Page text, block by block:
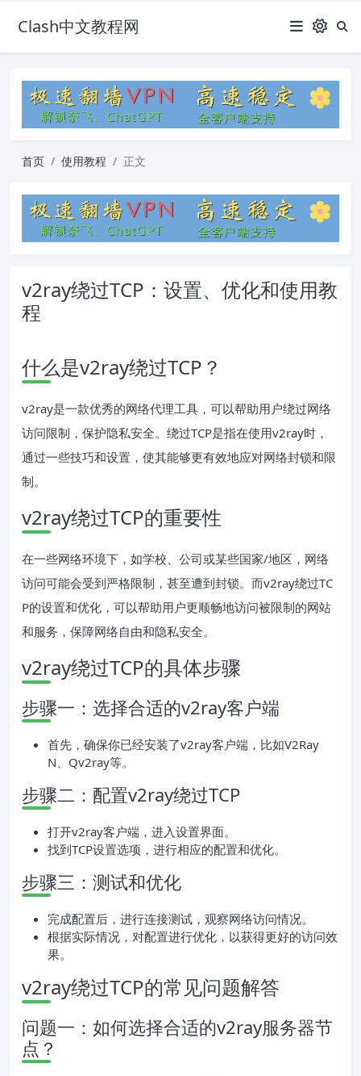
Clash中文教程网
首页 使用教程 正文
v2ray绕过TCP：设置、优化和使用教
程
什么是v2ray绕过TCP？
v2ray是一款优秀的网络代理工具，可以帮助用户绕过网络
访问限制，保护隐私安全。绕过TCP是指在使用v2ray时，
通过一些技巧和设置，使其能够更有效地应对网络封锁和限
制。
v2ray绕过TCP的重要性
在一些网络环境下，如学校、公司或某些国家/地区，网络
访问可能会受到严格限制，甚至遭到封锁。而v2ray绕过TC
P的设置和优化，可以帮助用户更顺畅地访问被限制的网站
和服务，保障网络自由和隐私安全。
v2ray绕过TCP的具体步骤
步骤一：选择合适的v2ray客户端
首先，确保你已经安装了v2ray客户端，比如V2Ray
N、Qv2ray等。
步骤二：配置v2ray绕过TCP
打开v2ray客户端，进入设置界面。
找到TCP设置选项，进行相应的配置和优化。
步骤三：测试和优化
完成配置后，进行连接测试，观察网络访问情况。
根据实际情况，对配置进行优化，以获得更好的访问效
果。
v2ray绕过TCP的常见问题解答
问题一：如何选择合适的v2ray服务器节
点？